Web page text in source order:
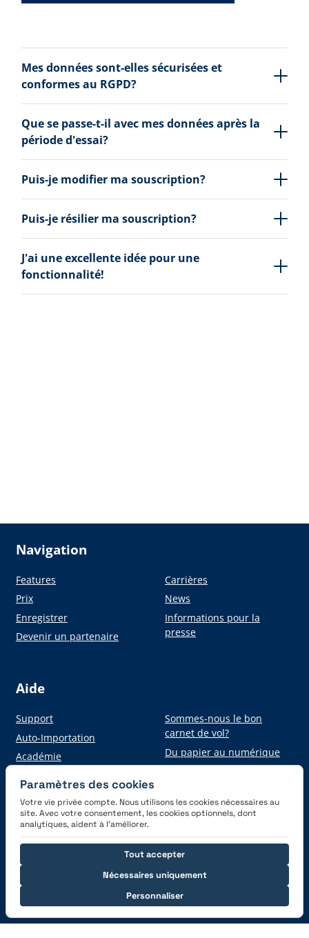
Mes données sont-elles sécurisées et
conformes au RGPD?
Que se passe-t-il avec mes données après la
période d'essai?
Puis-je modifier ma souscription?
Puis-je résilier ma souscription?
J'ai une excellente idée pour une
fonctionnalité!
Navigation
Features
Prix
Enregistrer
Devenir un partenaire
Carrières
News
Informations pour la
presse
Aide
Support
Auto-Importation
Académie
Sommes-nous le bon
carnet de vol?
Du papier au numérique
Obtenez l'application
Connectez-vous avec nous
Paramètres des cookies
Votre vie privée compte. Nous utilisons les cookies nécessaires au
site. Avec votre consentement, les cookies optionnels, dont
analytiques, aident à l’améliorer.
Nécessaires uniquement
Personnaliser
Tout accepter